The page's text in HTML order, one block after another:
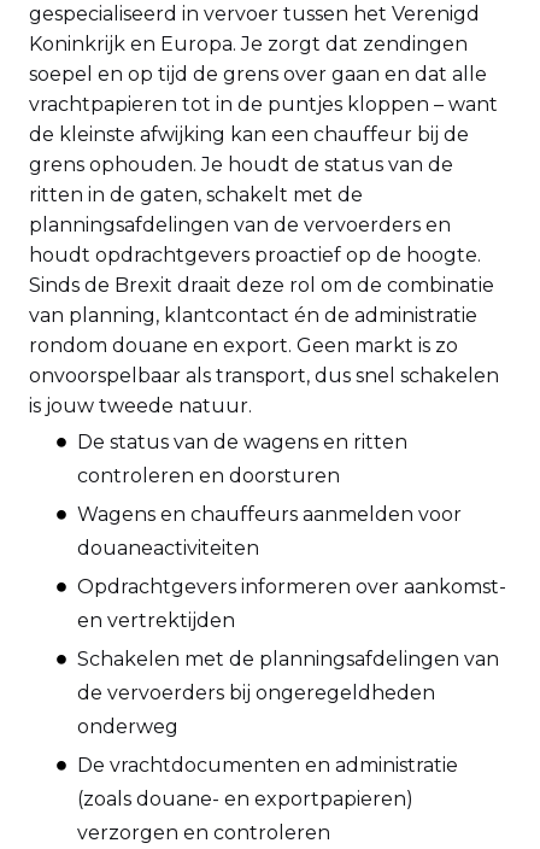
gespecialiseerd in vervoer tussen het Verenigd
Koninkrijk en Europa. Je zorgt dat zendingen
soepel en op tijd de grens over gaan en dat alle
vrachtpapieren tot in de puntjes kloppen – want
de kleinste afwijking kan een chauffeur bij de
grens ophouden. Je houdt de status van de
ritten in de gaten, schakelt met de
planningsafdelingen van de vervoerders en
houdt opdrachtgevers proactief op de hoogte.
Sinds de Brexit draait deze rol om de combinatie
van planning, klantcontact én de administratie
rondom douane en export. Geen markt is zo
onvoorspelbaar als transport, dus snel schakelen
is jouw tweede natuur.
De status van de wagens en ritten
controleren en doorsturen
Wagens en chauffeurs aanmelden voor
douaneactiviteiten
Opdrachtgevers informeren over aankomst-
en vertrektijden
Schakelen met de planningsafdelingen van
de vervoerders bij ongeregeldheden
onderweg
De vrachtdocumenten en administratie
(zoals douane- en exportpapieren)
verzorgen en controleren